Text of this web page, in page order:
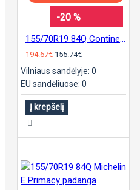
-20 %
194.67€ 155.74€
Vilniaus sandėlyje: 0
EU sandėliuose: 0
Į krepšelį